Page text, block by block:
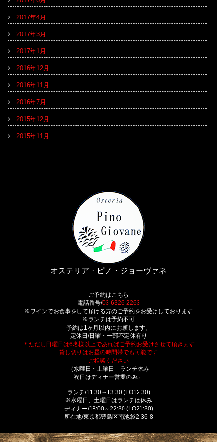
2017年4月
2017年3月
2017年1月
2016年12月
2016年11月
2016年7月
2015年12月
2015年11月
オステリア・ピノ・ジョーヴァネ
ご予約はこちら
電話番号/03-6326-2263
※ワインでお食事をして頂ける方のご予約をお受けしております
※ランチは予約不可
予約は1ヶ月以内にお願します。
定休日/日曜・一部不定休有り
＊ただし日曜日は6名様以上であればご予約お受けさせて頂きます
貸し切りはお昼の時間帯でも可能です
ご相談ください
（水曜日・土曜日 ランチ休み
祝日はディナー営業のみ）
ランチ/11:30～13:30 (LO12:30)
※水曜日、土曜日はランチは休み
ディナー/18:00～22:30 (LO21:30)
所在地/東京都豊島区南池袋2-36-8